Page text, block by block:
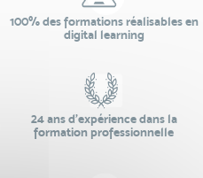
100% des formations réalisables en
digital learning
24 ans d'expérience dans la
formation professionnelle